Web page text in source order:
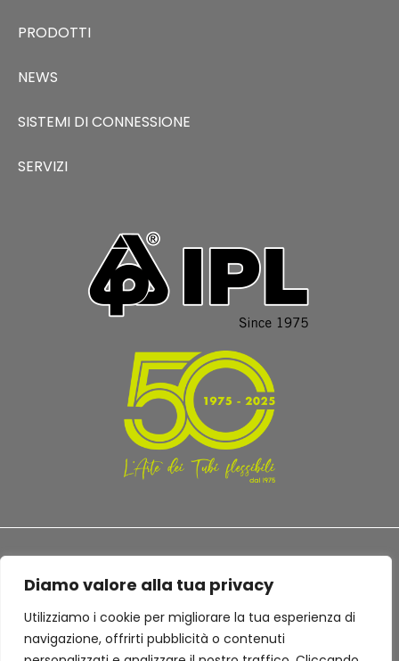
Diamo valore alla tua privacy
Utilizziamo i cookie per migliorare la tua esperienza di
navigazione, offrirti pubblicità o contenuti
PRODOTTI
NEWS
SISTEMI DI CONNESSIONE
SERVIZI
TERMINI E CONDIZIONI PRIVACY POLICY